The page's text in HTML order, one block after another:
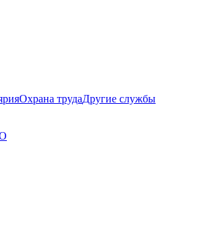
Охрана трудаДругие службы